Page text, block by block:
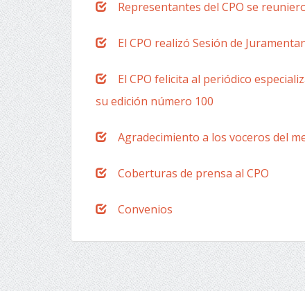
Representantes del CPO se
El CPO realizó Sesión de
El CPO felicita al periódico
su edición número 100
Agradecimiento a los voceros del
Coberturas de prensa al CPO
Convenios